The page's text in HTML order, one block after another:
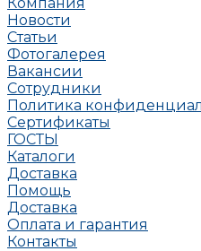
Новости
Статьи
Фотогалерея
Вакансии
Сотрудники
Политика
Сертификаты
ГОСТЫ
Каталоги
Доставка
Помощь
Доставка
Оплата и гарантия
Контакты